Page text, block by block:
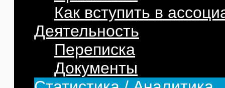
Как вступить в
Деятельность
Переписка
Документы